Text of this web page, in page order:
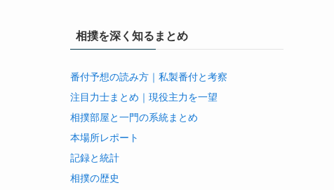
相撲を深く知るまとめ
番付予想の読み方｜私製番付と考察
注目力士まとめ｜現役主力を一望
相撲部屋と一門の系統まとめ
本場所レポート
記録と統計
相撲の歴史